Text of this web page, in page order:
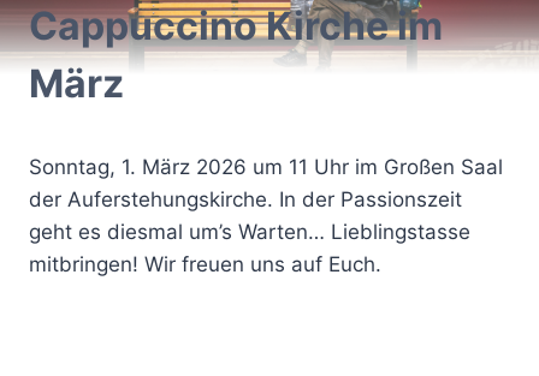
Cappuccino Kirche im
März
Sonntag, 1. März 2026 um 11 Uhr im Großen Saal
der Auferstehungskirche. In der Passionszeit
geht es diesmal um’s Warten… Lieblingstasse
mitbringen! Wir freuen uns auf Euch.